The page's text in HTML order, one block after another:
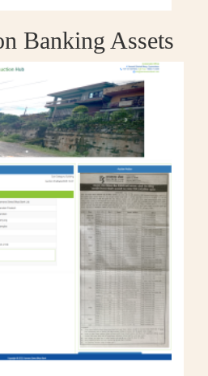
Banking Assets